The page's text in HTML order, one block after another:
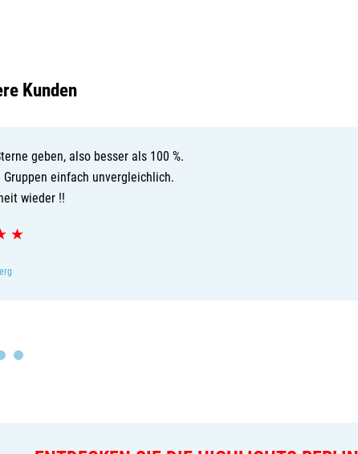
Kunden
geben, also besser als 100 %.
einfach unvergleichlich.
wieder !!
★